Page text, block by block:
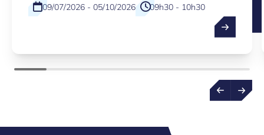
09/07/2026 - 05/10/2026
09h30 - 10h30